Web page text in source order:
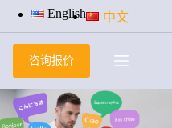
English 中文
咨询报价